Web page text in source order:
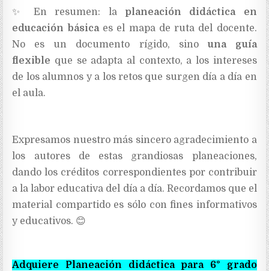
✨ En resumen: la planeación didáctica en
educación básicaes el mapa de ruta del docente.
No es un documento rígido, sino una guía
flexible que se adapta al contexto, a los intereses
de los alumnos y a los retos que surgen día a día en
el aula.
Expresamos nuestro más sincero agradecimiento a
los autores de estas grandiosas planeaciones,
dando los créditos correspondientes por contribuir
a la labor educativa del día a día. Recordamos que el
material compartido es sólo con fines informativos
y educativos. 😊
Adquiere Planeación didáctica para 6° grado